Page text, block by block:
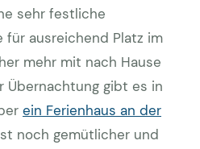
sehr festliche
für ausreichend Platz im
mehr mit nach Hause
Übernachtung gibt es in
ein Ferienhaus an der
noch gemütlicher und